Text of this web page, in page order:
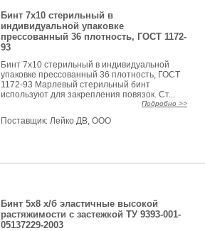
Бинт 7х10 стерильный в
индивидуальной упаковке
прессованный 36 плотность, ГОСТ 1172-
93
Бинт 7х10 стерильный в индивидуальной
упаковке прессованный 36 плотность, ГОСТ
1172-93 Марлевый стерильный бинт
используют для закрепления повязок. Ст...
Подробно >>
Поставщик:Лейко ДВ, ООО
Бинт 5х8 х/б эластичные высокой
растяжимости с застежкой ТУ 9393-001-
05137229-2003